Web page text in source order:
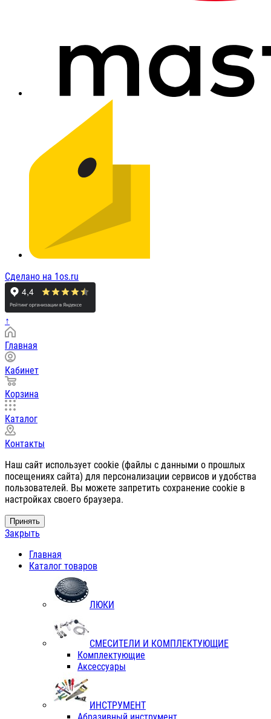
Сделано на 1os.ru
↑
Главная
Кабинет
Корзина
Каталог
Контакты
Наш сайт использует cookie (файлы с данными о прошлых
посещениях сайта) для персонализации сервисов и удобства
пользователей. Вы можете запретить сохранение cookie в
настройках своего браузера.
Принять
Закрыть
Главная
Каталог товаров
ЛЮКИ
СМЕСИТЕЛИ И КОМПЛЕКТУЮЩИЕ
Комплектующие
Аксессуары
ИНСТРУМЕНТ